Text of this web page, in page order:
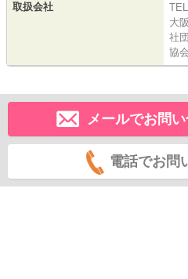
取扱会社
大
社
協会
メールでお問
電話でお問